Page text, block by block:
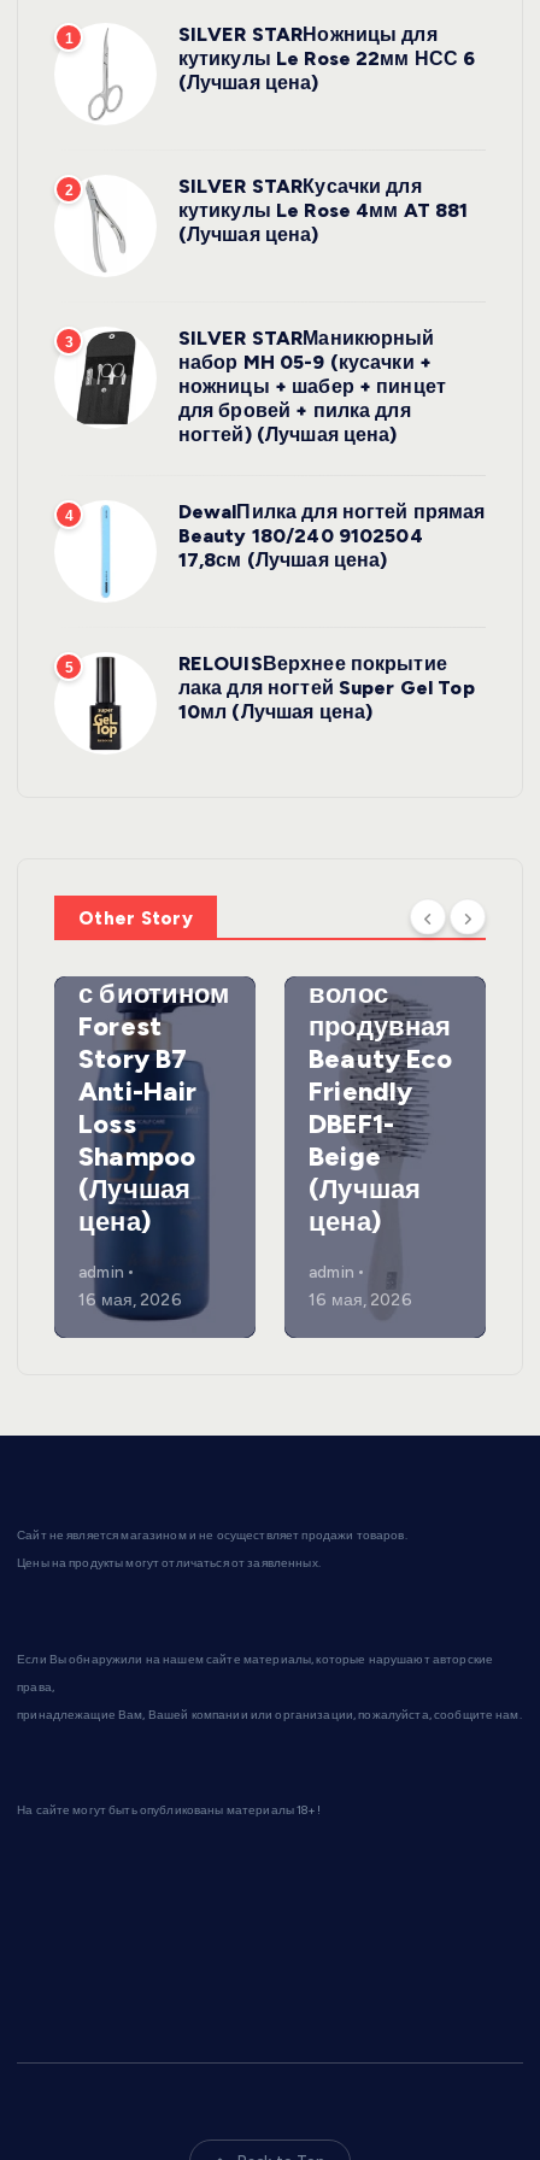
1
SILVER STARНожницы для
кутикулы Le Rose 22мм НСС 6
(Лучшая цена)
2
SILVER STARКусачки для
кутикулы Le Rose 4мм AT 881
(Лучшая цена)
3
SILVER STARМаникюрный
набор MH 05-9 (кусачки +
ножницы + шабер + пинцет
для бровей + пилка для
ногтей) (Лучшая цена)
4
DewalПилка для ногтей прямая
Beauty 180/240 9102504
17,8см (Лучшая цена)
5
RELOUISВерхнее покрытие
лака для ногтей Super Gel Top
10мл (Лучшая цена)
Other Story
волос
против
с биотином
Forest
Story B7
Anti-Hair
Loss
Shampoo
(Лучшая
цена)
admin
16 мая, 2026
DewalЩетк
волос
продувная
Beauty Eco
Friendly
DBEF1-
Beige
(Лучшая
цена)
admin
16 мая, 2026
Сайт не является магазином и не осуществляет продажи товаров.
Цены на продукты могут отличаться от заявленных.
Если Вы обнаружили на нашем сайте материалы, которые нарушают авторские
права,
принадлежащие Вам, Вашей компании или организации, пожалуйста, сообщите нам.
На сайте могут быть опубликованы материалы 18+!